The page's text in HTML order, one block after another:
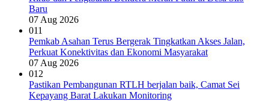
Baru
07 Aug 2026
011
Pemkab Asahan Terus Bergerak Tingkatkan Akses Jalan,
Perkuat Konektivitas dan Ekonomi Masyarakat
07 Aug 2026
012
Pastikan Pembangunan RTLH berjalan baik, Camat Sei
Kepayang Barat Lakukan Monitoring